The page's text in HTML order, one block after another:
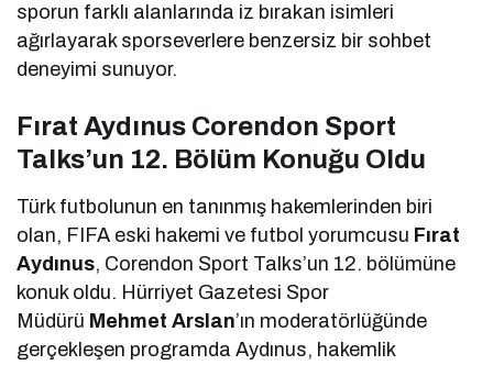
sporun farklı alanlarında iz bırakan isimleri
ağırlayarak sporseverlere benzersiz bir sohbet
deneyimi sunuyor.
Fırat Aydınus Corendon Sport
Talks’un 12. Bölüm Konuğu Oldu
Türk futbolunun en tanınmış hakemlerinden biri
olan, FIFA eski hakemi ve futbol yorumcusu Fırat
Aydınus, Corendon Sport Talks’un 12. bölümüne
konuk oldu. Hürriyet Gazetesi Spor
Müdürü Mehmet Arslan’ın moderatörlüğünde
gerçekleşen programda Aydınus, hakemlik